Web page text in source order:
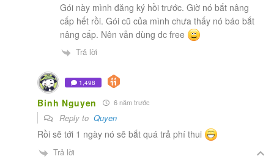
Gói này mình đăng ký hồi trước. Giờ nó bắt nâng
cấp hết rồi. Gói cũ của mình chưa thấy nó báo bắt
nâng cấp. Nên vẫn dùng dc free
Trả lời
1,498
Binh Nguyen 6 năm trước
Reply toQuyen
Rồi sẽ tới 1 ngày nó sẽ bắt quá trả phí thui
Trả lời